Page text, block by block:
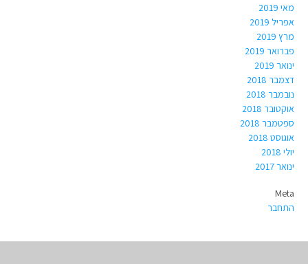
מאי 2019
אפריל 2019
מרץ 2019
פברואר 2019
ינואר 2019
דצמבר 2018
נובמבר 2018
אוקטובר 2018
ספטמבר 2018
אוגוסט 2018
יולי 2018
ינואר 2017
Meta
התחבר